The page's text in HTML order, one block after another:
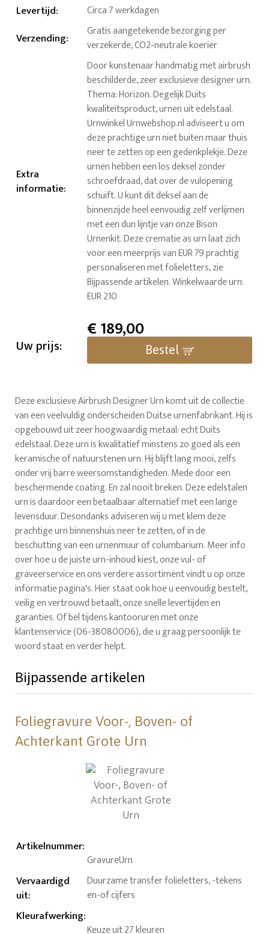
Levertijd: Circa 7 werkdagen
Verzending:
Gratis aangetekende bezorging per
verzekerde, CO2-neutrale koerier
Extra
informatie:
Door kunstenaar handmatig met airbrush
beschilderde, zeer exclusieve designer urn.
Thema: Horizon. Degelijk Duits
kwaliteitsproduct, urnen uit edelstaal.
Urnwinkel Urnwebshop.nl adviseert u om
deze prachtige urn niet buiten maar thuis
neer te zetten op een gedenkplekje. Deze
urnen hebben een los deksel zonder
schroefdraad, dat over de vulopening
schuift. U kunt dit deksel aan de
binnenzijde heel eenvoudig zelf verlijmen
met een dun lijntje van onze Bison
Urnenkit. Deze crematie as urn laat zich
voor een meerprijs van EUR 79 prachtig
personaliseren met folieletters, zie
Bijpassende artikelen. Winkelwaarde urn:
EUR 210
Uw prijs:
€189,00
Bestel
Deze exclusieve Airbrush Designer Urn komt uit de collectie
van een veelvuldig onderscheiden Duitse urnenfabrikant. Hij is
opgebouwd uit zeer hoogwaardig metaal: echt Duits
edelstaal. Deze urn is kwalitatief minstens zo goed als een
keramische of natuurstenen urn. Hij blijft lang mooi, zelfs
onder vrij barre weersomstandigheden. Mede door een
beschermende coating. En zal nooit breken. Deze edelstalen
urn is daardoor een betaalbaar alternatief met een lange
levensduur. Desondanks adviseren wij u met klem deze
prachtige urn binnenshuis neer te zetten, of in de
beschutting van een urnenmuur of columbarium. Meer info
over hoe u de juiste urn-inhoud kiest, onze vul- of
graveerservice en ons verdere assortiment vindt u op onze
informatie pagina's. Hier staat ook hoe u eenvoudig bestelt,
veilig en vertrouwd betaalt, onze snelle levertijden en
garanties. Of bel tijdens kantooruren met onze
klantenservice (06-38080006), die u graag persoonlijk te
woord staat en verder helpt.
Bijpassende artikelen
Foliegravure Voor-, Boven- of
Achterkant Grote Urn
Artikelnummer:
GravureUrn
Vervaardigd
uit:
Duurzame transfer folieletters, -tekens
en-of cijfers
Kleurafwerking:
Keuze uit 27 kleuren